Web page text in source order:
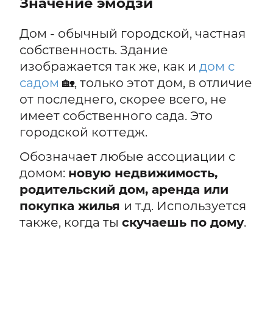
Дом - обычный городской, частная
собственность. Здание
изображается так же, как и дом с
садом 🏡, только этот дом, в отличие
от последнего, скорее всего, не
имеет собственного сада. Это
городской коттедж.
Обозначает любые ассоциации с
домом: новую недвижимость,
родительский дом, аренда или
покупка жилья и т.д. Используется
также, когда ты скучаешь по дому.